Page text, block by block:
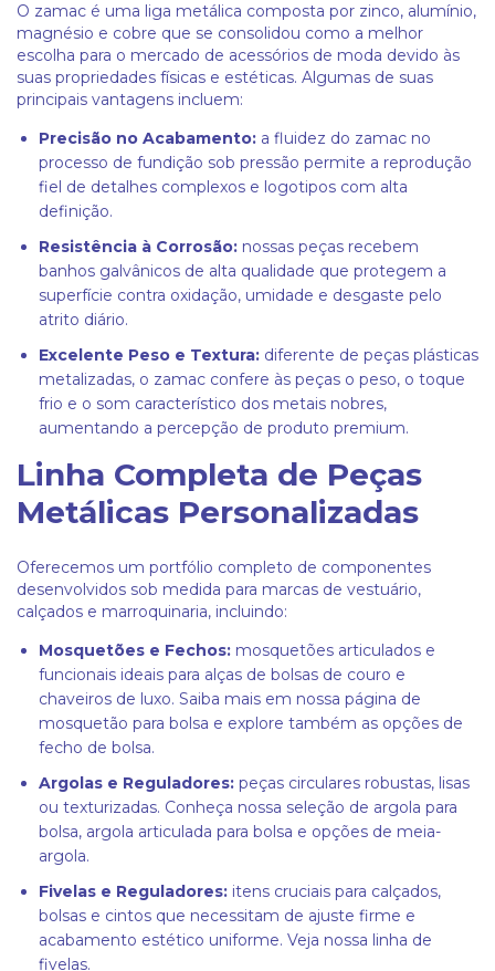
O zamac é uma liga metálica composta por zinco, alumínio,
magnésio e cobre que se consolidou como a melhor
escolha para o mercado de acessórios de moda devido às
suas propriedades físicas e estéticas. Algumas de suas
principais vantagens incluem:
Precisão no Acabamento: a fluidez do zamac no
processo de fundição sob pressão permite a reprodução
fiel de detalhes complexos e logotipos com alta
definição.
Resistência à Corrosão: nossas peças recebem
banhos galvânicos de alta qualidade que protegem a
superfície contra oxidação, umidade e desgaste pelo
atrito diário.
Excelente Peso e Textura: diferente de peças plásticas
metalizadas, o zamac confere às peças o peso, o toque
frio e o som característico dos metais nobres,
aumentando a percepção de produto premium.
Linha Completa de Peças
Metálicas Personalizadas
Oferecemos um portfólio completo de componentes
desenvolvidos sob medida para marcas de vestuário,
calçados e marroquinaria, incluindo:
Mosquetões e Fechos: mosquetões articulados e
funcionais ideais para alças de bolsas de couro e
chaveiros de luxo. Saiba mais em nossa página de
mosquetão para bolsa e explore também as opções de
fecho de bolsa.
Argolas e Reguladores: peças circulares robustas, lisas
ou texturizadas. Conheça nossa seleção de argola para
bolsa, argola articulada para bolsa e opções de meia-
argola.
Fivelas e Reguladores: itens cruciais para calçados,
bolsas e cintos que necessitam de ajuste firme e
acabamento estético uniforme. Veja nossa linha de
fivelas.